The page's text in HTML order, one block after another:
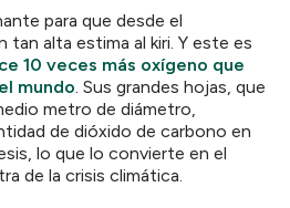
para que desde el
alta estima al kiri. Y este es
10 veces más oxígeno que
mundo. Sus grandes hojas, que
metro de diámetro,
de dióxido de carbono en
lo que lo convierte en el
de la crisis climática.